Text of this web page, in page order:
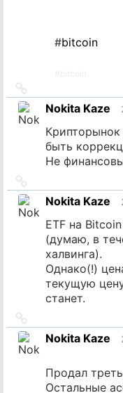
#bitcoin
на
источник
Nokita Kaze
быть
Не
на
источник
Nokita Kaze
ETF на
(думаю, в
халвинга).
Однако(!)
текущую
станет.
на
источник
Nokita Kaze
Продал
Остальные